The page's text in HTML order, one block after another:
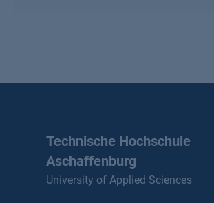
Technische Hochschule
Aschaffenburg
University of Applied Sciences